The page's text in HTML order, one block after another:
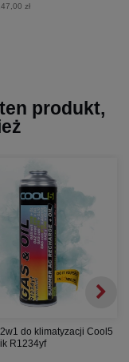
zł
produkt,
do klimatyzacji Cool5
R1234yf